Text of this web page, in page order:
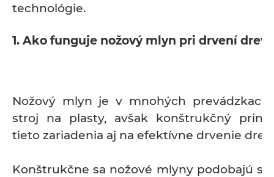
technológie.
1. Ako funguje nožový mlyn pri drvení dreva
Nožový mlyn je v mnohých
stroj na plasty, avšak konštrukčný
tieto zariadenia aj na efektívne drvenie
Konštrukčne sa nožové mlyny podobajú